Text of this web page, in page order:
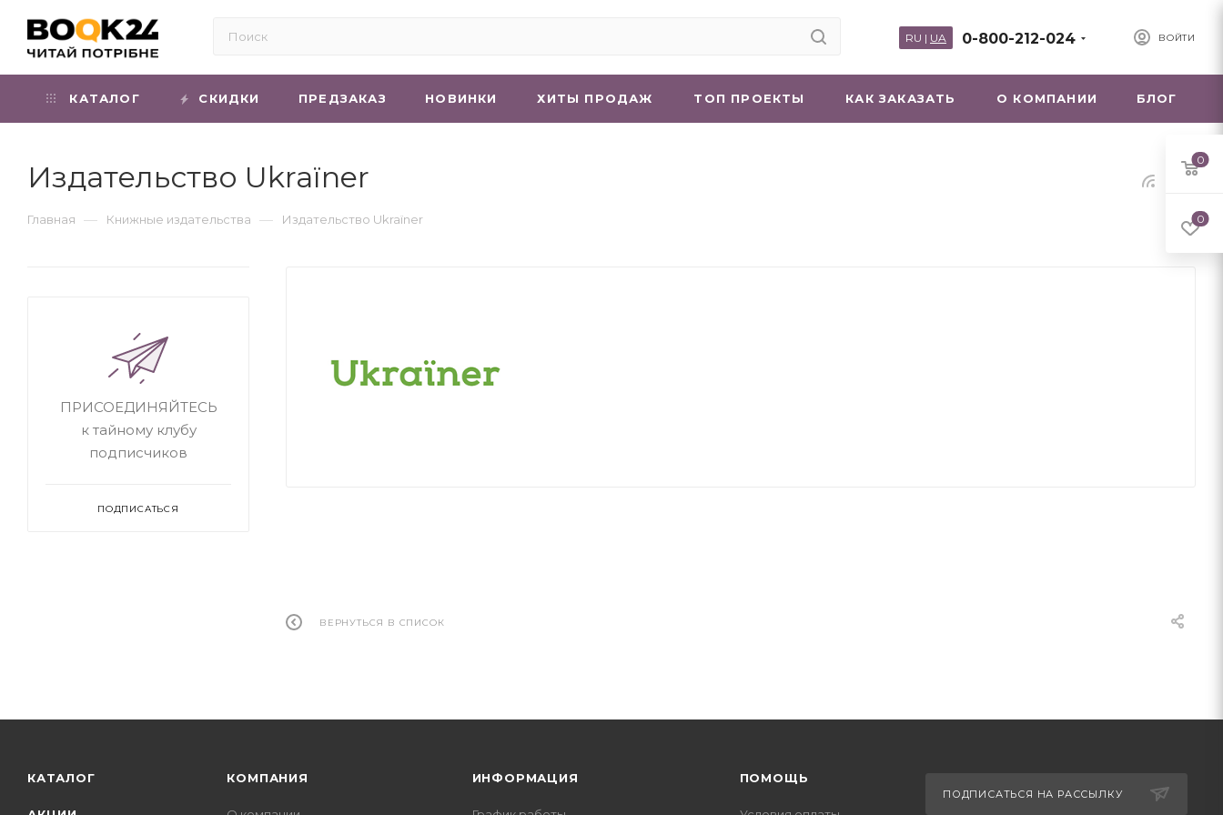
ВОЙТИ
0-800-212-024
RU | UA
КАТАЛОГ СКИДКИ ПРЕДЗАКАЗ НОВИНКИ ХИТЫ ПРОДАЖ ТОП ПРОЕКТЫ КАК ЗАКАЗАТЬ О КОМПАНИИ БЛОГ
Издательство Ukraїner
Главная — Книжные издательства — Издательство Ukraїner
ВЕРНУТЬСЯ В СПИСОК
ПРИСОЕДИНЯЙТЕСЬ
к тайному клубу
подписчиков
ПОДПИСАТЬСЯ
КАТАЛОГ КОМПАНИЯ ИНФОРМАЦИЯ ПОМОЩЬ
ПОДПИСАТЬСЯ НА РАССЫЛКУ
0
0